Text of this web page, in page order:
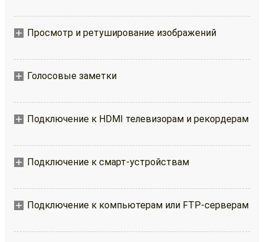
Просмотр и ретуширование изображений
Голосовые заметки
Подключение к HDMI телевизорам и рекордерам
Подключение к смарт-устройствам
Подключение к компьютерам или FTP-серверам